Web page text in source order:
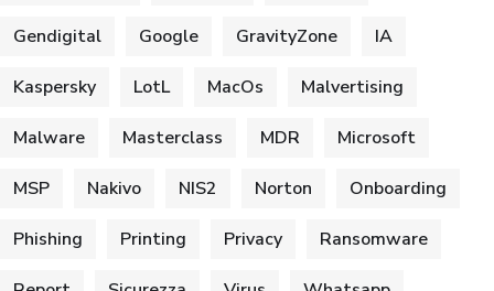
Gendigital Google GravityZone IA
Kaspersky LotL MacOs Malvertising
Malware Masterclass MDR Microsoft
MSP Nakivo NIS2 Norton Onboarding
Phishing Printing Privacy Ransomware